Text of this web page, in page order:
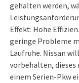
gehalten werden,
Effekt: Hohe
geringe Probleme
Laufruhe. Nissan
vorbehalten,
einem Serien-Pkw